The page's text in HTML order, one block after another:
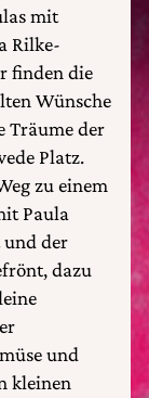
mit
Rilke-
finden die
Wünsche
Träume der
Platz.
zu einem
Paula
der
dazu
und
kleinen